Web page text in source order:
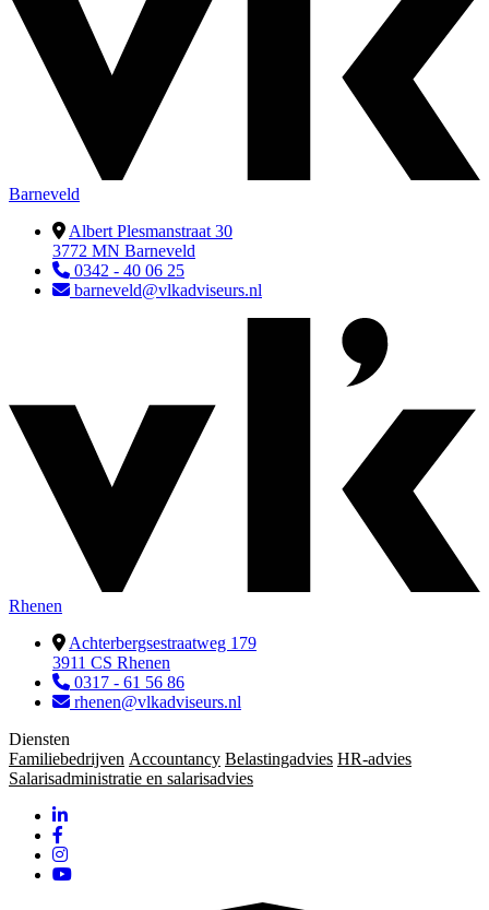
Barneveld
Albert Plesmanstraat 30
3772 MN Barneveld
0342 - 40 06 25
barneveld@vlkadviseurs.nl
Rhenen
Achterbergsestraatweg 179
3911 CS Rhenen
0317 - 61 56 86
rhenen@vlkadviseurs.nl
Diensten
Familiebedrijven Accountancy Belastingadvies HR-advies
Salarisadministratie en salarisadvies